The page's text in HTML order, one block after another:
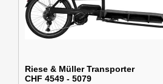
Riese & Müller Transporter
CHF 4549 - 5079